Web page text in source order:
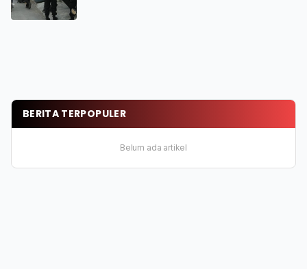
BERITA TERPOPULER
Belum ada artikel